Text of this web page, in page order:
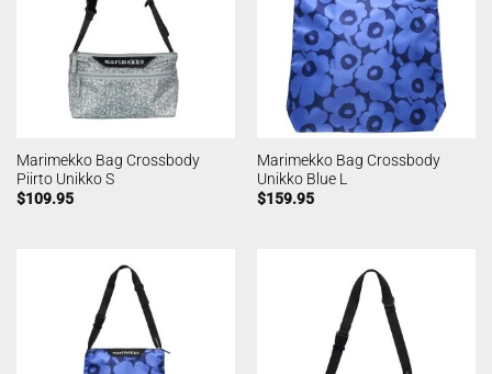
Marimekko Bag Crossbody
Piirto Unikko S
$109.95
Marimekko Bag Crossbody
Unikko Blue L
$159.95